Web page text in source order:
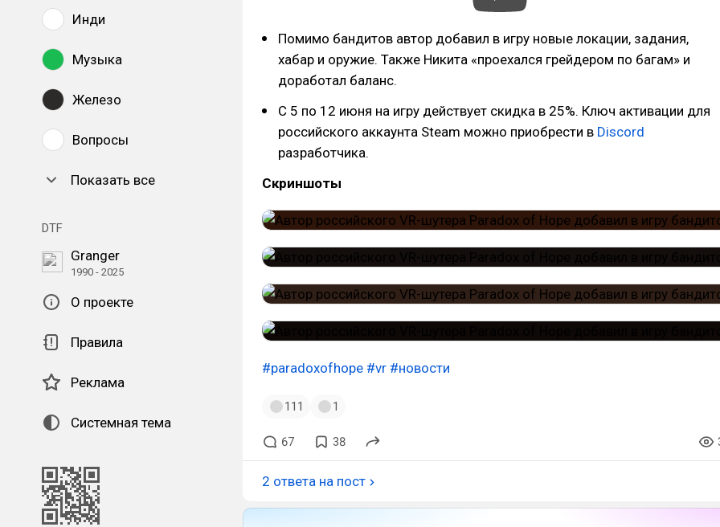
Инди
Музыка
Железо
Вопросы
Показать все
DTF
Granger
1990 - 2025
О проекте
Правила
Реклама
Системная тема
Помимо бандитов автор добавил в игру новые локации, задания,
хабар и оружие. Также Никита «проехался грейдером по багам» и
доработал баланс.
С 5 по 12 июня на игру действует скидка в 25%. Ключ активации для
российского аккаунта Steam можно приобрести в Discord
разработчика.
Скриншоты
#paradoxofhope #vr #новости
111 1
67 38
2 ответа на пост